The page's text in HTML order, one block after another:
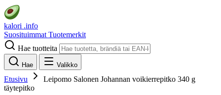
kalori .info
Suosituimmat Tuotemerkit
Hae tuotteita
Hae Valikko
Etusivu
Leipomo Salonen Johannan voikierrepitko 340 g
täytepitko